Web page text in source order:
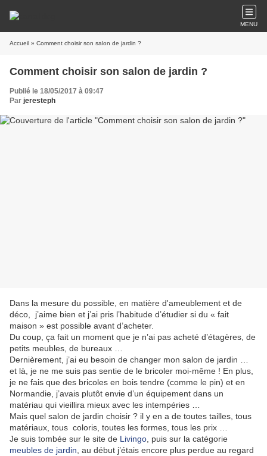
MENU
Accueil » Comment choisir son salon de jardin ?
Comment choisir son salon de jardin ?
Publié le 18/05/2017 à 09:47
Par jeresteph
Dans la mesure du possible, en matière d'ameublement et de
déco, j’aime bien et j’ai pris l’habitude d’étudier si du « fait
maison » est possible avant d’acheter.
Du coup, ça fait un moment que je n’ai pas acheté d’étagères, de
petits meubles, de bureaux …
Dernièrement, j’ai eu besoin de changer mon salon de jardin …
et là, je ne me suis pas sentie de le bricoler moi-même ! En plus,
je ne fais que des bricoles en bois tendre (comme le pin) et en
Normandie, j’avais plutôt envie d’un équipement dans un
matériau qui vieillira mieux avec les intempéries …
Mais quel salon de jardin choisir ? il y en a de toutes tailles, tous
matériaux, tous coloris, toutes les formes, tous les prix …
Je suis tombée sur le site de Livingo , puis sur la catégorie
meubles de jardin , au début j’étais encore plus perdue au regard